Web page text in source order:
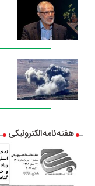
هفته نامه الکترونیکی